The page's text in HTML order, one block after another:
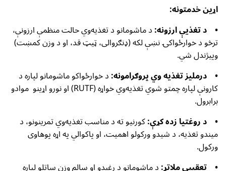
اړین خدمتونه:
• د تغذیې ارزونه:د ماشومانو د تغذیه‌وي حالت منظمې ارزونې،
ترڅو د خوارځواکۍ نښې لکه (ډنګروالی، ټیټ قد، او د وزن کمښت)
وپیژندل شي.
• درملیز تغذیه وي پروګرامونه:د خوارځواکو ماشومانو لپاره د
کارونې لپاره چمتو شوي تغذیه‌وي خواړه (RUTF) او نورو اړینو موادو
برابرول.
• د روغتیا زده کړې:کورنیو ته د مناسب تغذیه‌وي تمرینونو، د
میندو تغذیه، د شیدو ورکولو اهمیت، او پاکوالي په اړه پوهاوی
ورکول.